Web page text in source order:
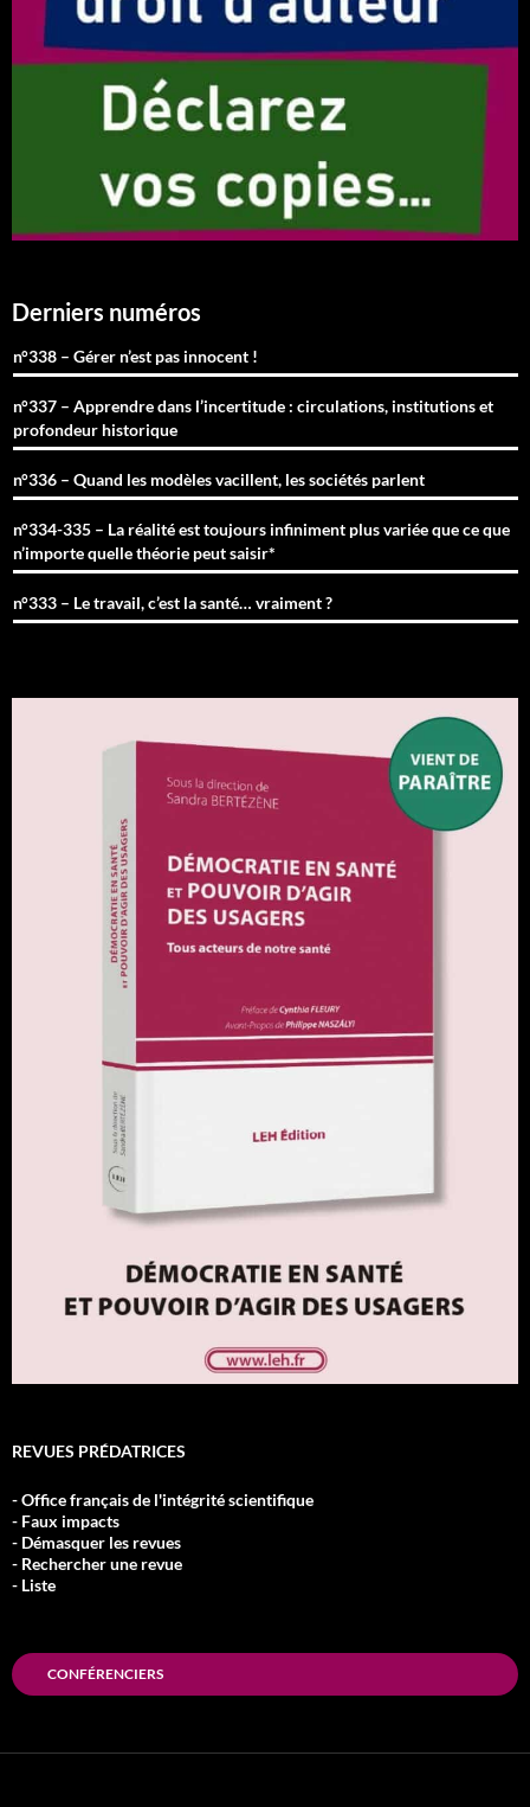
Derniers numéros
n°338 – Gérer n’est pas innocent !
n°337 – Apprendre dans l’incertitude : circulations, institutions et
profondeur historique
n°336 – Quand les modèles vacillent, les sociétés parlent
n°334-335 – La réalité est toujours infiniment plus variée que ce que
n’importe quelle théorie peut saisir*
n°333 – Le travail, c’est la santé… vraiment ?
REVUES PRÉDATRICES
- Office français de l'intégrité scientifique
- Faux impacts
- Démasquer les revues
- Rechercher une revue
- Liste
CONFÉRENCIERS